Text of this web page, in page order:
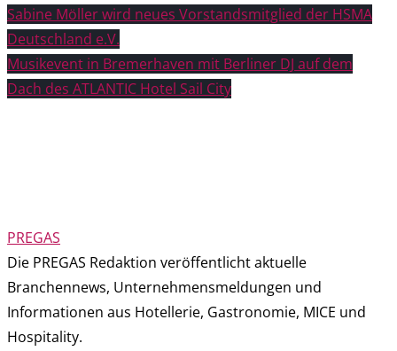
Beitragsnavigation
Sabine Möller wird neues Vorstandsmitglied der HSMA
Deutschland e.V.
Musikevent in Bremerhaven mit Berliner DJ auf dem
Dach des ATLANTIC Hotel Sail City
PREGAS
Die PREGAS Redaktion veröffentlicht aktuelle
Branchennews, Unternehmensmeldungen und
Informationen aus Hotellerie, Gastronomie, MICE und
Hospitality.